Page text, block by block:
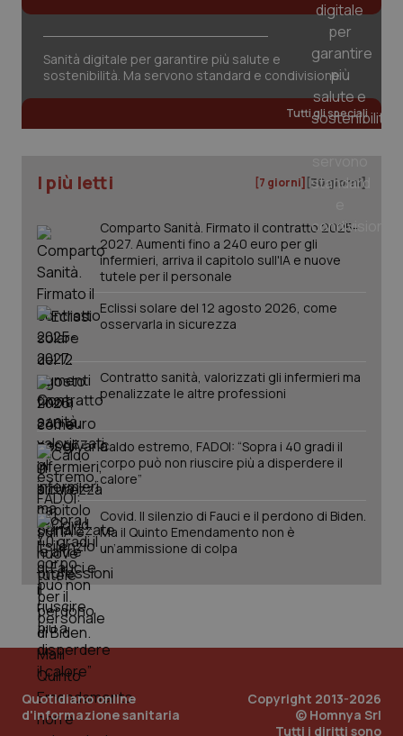
Sanità digitale per garantire più salute e
sostenibilità. Ma servono standard e condivisione
Tutti gli speciali
I più letti [7 giorni] [30 giorni]
Comparto Sanità. Firmato il contratto 2025-
2027. Aumenti fino a 240 euro per gli
infermieri, arriva il capitolo sull'IA e nuove
tutele per il personale
Eclissi solare del 12 agosto 2026, come
osservarla in sicurezza
Contratto sanità, valorizzati gli infermieri ma
penalizzate le altre professioni
Caldo estremo, FADOI: “Sopra i 40 gradi il
corpo può non riuscire più a disperdere il
calore”
Covid. Il silenzio di Fauci e il perdono di Biden.
Ma il Quinto Emendamento non è
un’ammissione di colpa
Quotidiano online
d'informazione sanitaria
Copyright 2013-2026
© Homnya Srl
Tutti i diritti sono
PHPSESSID
_ga_KM60CM4NPH